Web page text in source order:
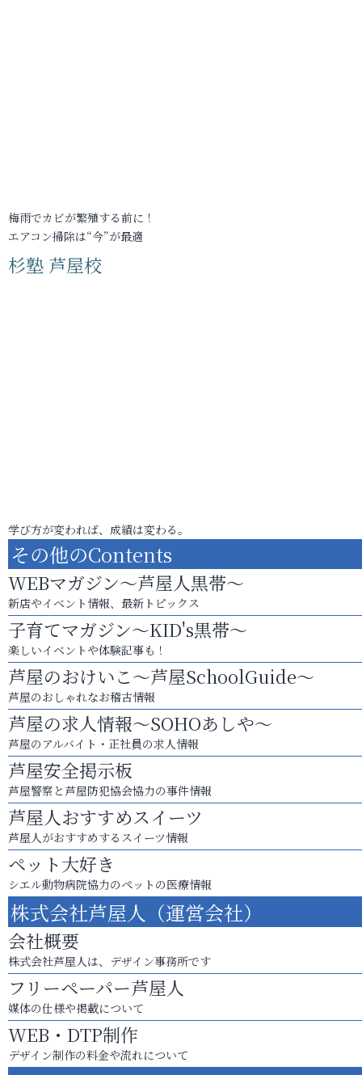
梅雨でカビが繁殖する前に！
エアコン掃除は“今”が最適
杉塾 芦屋校
学び方が変われば、成績は変わる。
その他のContents
WEBマガジン～芦屋人黒帯～
新店やイベント情報、最新トピックス
子育てマガジン～KID's黒帯～
楽しいイベントや体験記事も！
芦屋のおけいこ～芦屋SchoolGuide～
芦屋のおしゃれなお稽古情報
芦屋の求人情報～SOHOあしや～
芦屋のアルバイト・正社員の求人情報
芦屋安全掲示板
芦屋警察と芦屋防犯協会協力の事件情報
芦屋人おすすめスイーツ
芦屋人がおすすめするスイーツ情報
ペット大好き
シエル動物病院協力のペットの医療情報
株式会社芦屋人（運営会社）
会社概要
株式会社芦屋人は、デザイン事務所です
フリーペーパー芦屋人
媒体の仕様や掲載について
WEB・DTP制作
デザイン制作の料金や流れについて